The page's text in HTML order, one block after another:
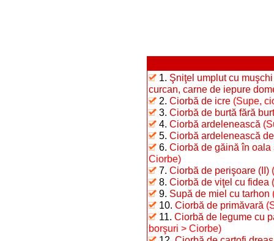
1. Şniţel umplut cu
curcan, carne de iepure
2. Ciorbă de icre (Supe,
3. Ciorbă de burtă fără
4. Ciorbă ardelenească
5. Ciorbă ardelenească
6. Ciorbă de găină în oala
Ciorbe)
7. Ciorbă de perişoare (II)
8. Ciorbă de viţel cu fidea
9. Supă de miel cu tarhon
10. Ciorbă de primăvară
11. Ciorbă de legume cu
borşuri > Ciorbe)